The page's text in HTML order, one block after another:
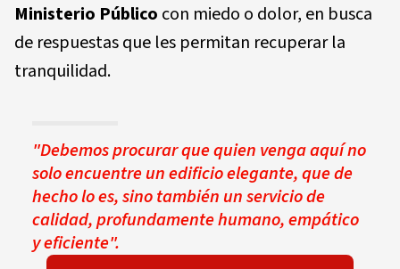
Ministerio Público con miedo o dolor, en busca
de respuestas que les permitan recuperar la
tranquilidad.
"Debemos procurar que quien venga aquí no
solo encuentre un edificio elegante, que de
hecho lo es, sino también un servicio de
calidad, profundamente humano, empático
y eficiente".